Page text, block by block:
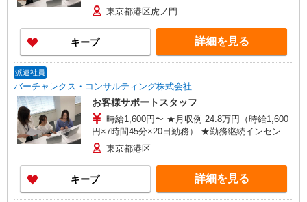
ンティブ7万円支給♪（当社規定あり） ※入社月含
む6か月継続勤務するとインセンティブが支給され
ます！ ＜収入例＞ 1750円×7h×週5(20日)＝
245,000円
東京都港区虎ノ門
キープ 詳細を見る
派遣社員
バーチャレクス・コンサルティング株式会社
お客様サポートスタッフ
時給1,600円〜 ★月収例 24.8万円（時給1,600
円×7時間45分×20日勤務） ★勤務継続インセンテ
ィブ7万円支給♪（当社規定あり） 入社月含む6か
月継続勤務するとインセンティブが支給されま
す！ ■昇給あり ■交通費支給（上限3万円/月）
東京都港区
キープ 詳細を見る